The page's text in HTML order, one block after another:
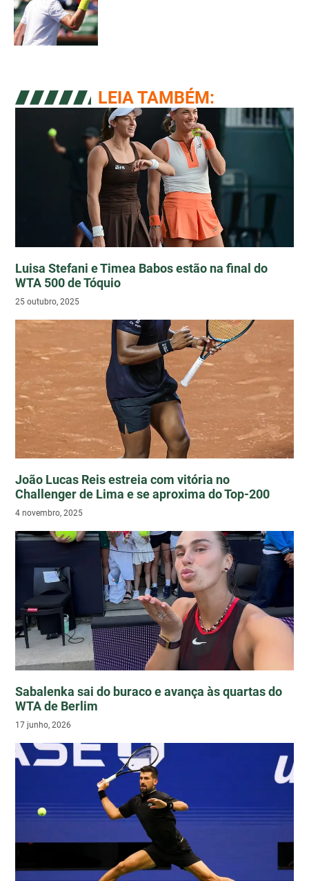
LEIA TAMBÉM:
Luisa Stefani e Timea Babos estão na final do
WTA 500 de Tóquio
25 outubro, 2025
João Lucas Reis estreia com vitória no
Challenger de Lima e se aproxima do Top-200
4 novembro, 2025
Sabalenka sai do buraco e avança às quartas do
WTA de Berlim
17 junho, 2026